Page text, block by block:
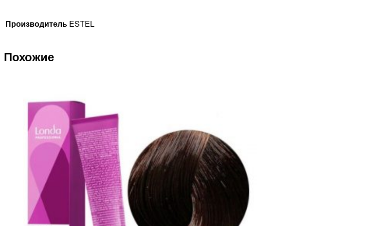
Производитель ESTEL
Похожие